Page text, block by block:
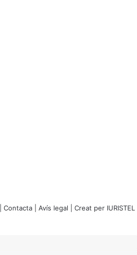
Contacta Avís legal | Creat per IURISTEL